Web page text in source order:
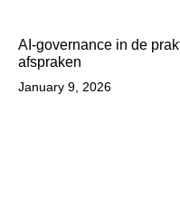
AI-governance in de
afspraken
January 9, 2026